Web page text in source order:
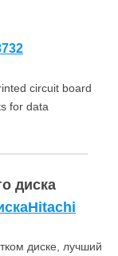
circuit board
for data
диска
диске, лучший